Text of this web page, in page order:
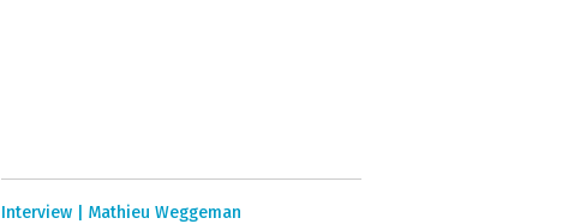
Interview | Mathieu Weggeman